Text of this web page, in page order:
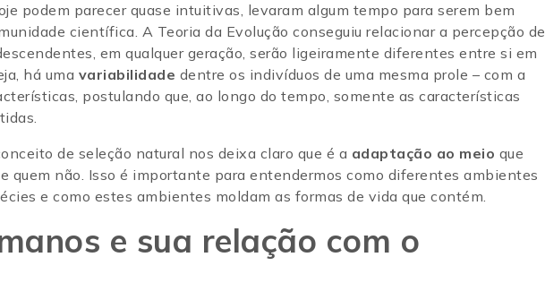
podem parecer quase intuitivas, levaram algum tempo para serem bem
científica. A Teoria da Evolução conseguiu relacionar a percepção de
em qualquer geração, serão ligeiramente diferentes entre si em
há uma variabilidade dentre os indivíduos de uma mesma prole – com a
postulando que, ao longo do tempo, somente as características
de seleção natural nos deixa claro que é a adaptação ao meio que
quem não. Isso é importante para entendermos como diferentes ambientes
e como estes ambientes moldam as formas de vida que contém.
e sua relação com o